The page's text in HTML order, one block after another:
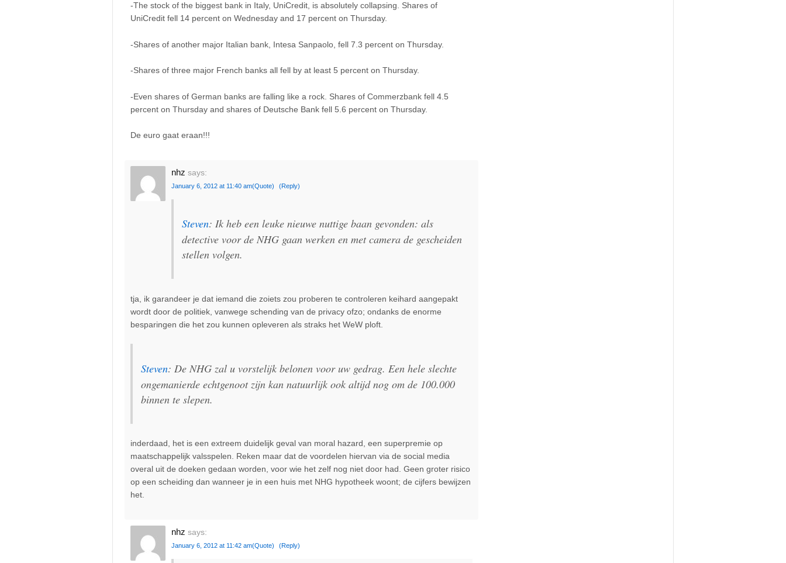
-The stock of the biggest bank in Italy, UniCredit, is absolutely collapsing. Shares of
UniCredit fell 14 percent on Wednesday and 17 percent on Thursday.
-Shares of another major Italian bank, Intesa Sanpaolo, fell 7.3 percent on Thursday.
-Shares of three major French banks all fell by at least 5 percent on Thursday.
-Even shares of German banks are falling like a rock. Shares of Commerzbank fell 4.5
percent on Thursday and shares of Deutsche Bank fell 5.6 percent on Thursday.
De euro gaat eraan!!!
nhz says:
January 6, 2012 at 11:40 am(Quote) (Reply)
Steven: Ik heb een leuke nieuwe nuttige baan gevonden: als
detective voor de NHG gaan werken en met camera de gescheiden
stellen volgen.
tja, ik garandeer je dat iemand die zoiets zou proberen te controleren keihard aangepakt
wordt door de politiek, vanwege schending van de privacy ofzo; ondanks de enorme
besparingen die het zou kunnen opleveren als straks het WeW ploft.
Steven: De NHG zal u vorstelijk belonen voor uw gedrag. Een hele slechte
ongemanierde echtgenoot zijn kan natuurlijk ook altijd nog om de 100.000
binnen te slepen.
inderdaad, het is een extreem duidelijk geval van moral hazard, een superpremie op
maatschappelijk valsspelen. Reken maar dat de voordelen hiervan via de social media
overal uit de doeken gedaan worden, voor wie het zelf nog niet door had. Geen groter risico
op een scheiding dan wanneer je in een huis met NHG hypotheek woont; de cijfers bewijzen
het.
nhz says:
January 6, 2012 at 11:42 am(Quote) (Reply)